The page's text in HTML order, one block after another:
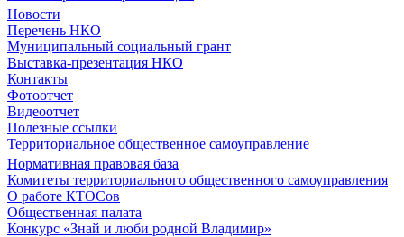
Новости
Перечень НКО
Муниципальный социальный грант
Выставка-презентация НКО
Контакты
Фотоотчет
Видеоотчет
Полезные ссылки
Территориальное общественное самоуправление
Нормативная правовая база
Комитеты территориального общественного самоуправления
О работе КТОСов
Общественная палата
Конкурс «Знай и люби родной Владимир»